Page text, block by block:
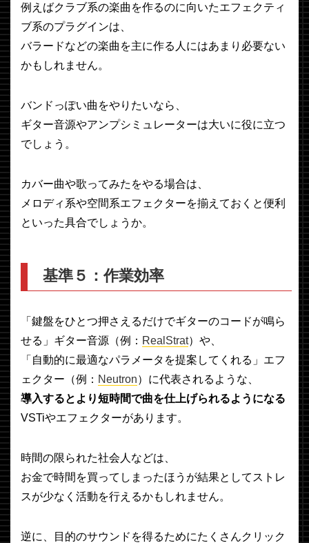
例えばクラブ系の楽曲を作るのに向いたエフェクティ
ブ系のプラグインは、
バラードなどの楽曲を主に作る人にはあまり必要ない
かもしれません。
バンドっぽい曲をやりたいなら、
ギター音源やアンプシミュレーターは大いに役に立つ
でしょう。
カバー曲や歌ってみたをやる場合は、
メロディ系や空間系エフェクターを揃えておくと便利
といった具合でしょうか。
基準５：作業効率
「鍵盤をひとつ押さえるだけでギターのコードが鳴ら
せる」ギター音源（例： RealStrat）や、
「自動的に最適なパラメータを提案してくれる」エフ
ェクター（例： Neutron）に代表されるような、
導入するとより短時間で曲を仕上げられるようになる
VSTiやエフェクターがあります。
時間の限られた社会人などは、
お金で時間を買ってしまったほうが結果としてストレ
スが少なく活動を行えるかもしれません。
逆に、目的のサウンドを得るためにたくさんクリック